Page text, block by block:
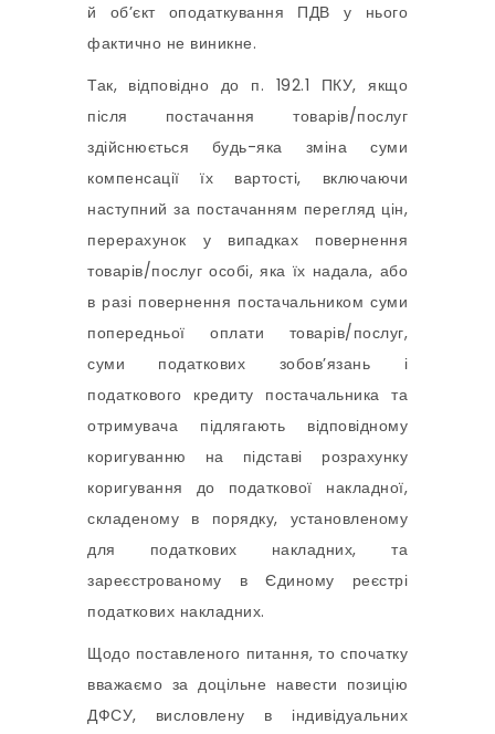
й об’єкт оподаткування ПДВ у нього
фактично не виникне.
Так, відповідно до п. 192.1 ПКУ, якщо
після постачання товарів/послуг
здійснюється будь-яка зміна суми
компенсації їх вартості, включаючи
наступний за постачанням перегляд цін,
перерахунок у випадках повернення
товарів/послуг особі, яка їх надала, або
в разі повернення постачальником суми
попередньої оплати товарів/послуг,
суми податкових зобов’язань і
податкового кредиту постачальника та
отримувача підлягають відповідному
коригуванню на підставі розрахунку
коригування до податкової накладної,
складеному в порядку, установленому
для податкових накладних, та
зареєстрованому в Єдиному реєстрі
податкових накладних.
Щодо поставленого питання, то спочатку
вважаємо за доцільне навести позицію
ДФСУ, висловлену в індивідуальних